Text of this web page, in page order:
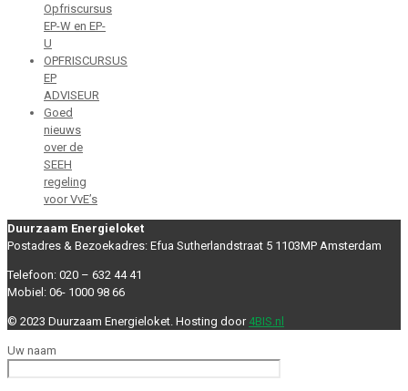
Opfriscursus
EP-W en EP-
U
OPFRISCURSUS
EP
ADVISEUR
Goed
nieuws
over de
SEEH
regeling
voor VvE’s
Duurzaam Energieloket
Postadres & Bezoekadres: Efua Sutherlandstraat 5 1103MP Amsterdam
Telefoon: 020 – 632 44 41
Mobiel: 06- 1000 98 66
© 2023 Duurzaam Energieloket. Hosting door 4BIS.nl
Uw naam